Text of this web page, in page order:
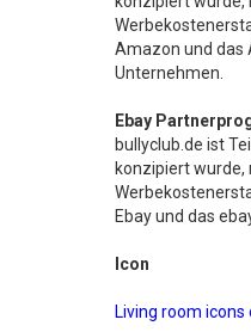
Amazon und das
Unternehmen.
Ebay
bullyclub.de ist
konzipiert wurde,
Ebay und das
Icon
Living room